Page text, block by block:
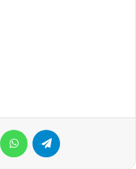
MessengerWhatsApp